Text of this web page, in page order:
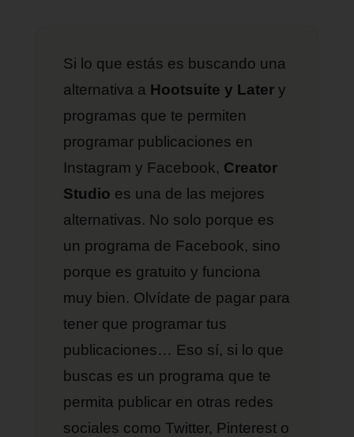
Si lo que estás es buscando una
alternativa a Hootsuite y Latery
programas que te permiten
programar publicaciones en
Instagram y Facebook, Creator
Studio es una de las mejores
alternativas. No solo porque es
un programa de Facebook, sino
porque es gratuito y funciona
muy bien. Olvídate de pagar para
tener que programar tus
publicaciones… Eso sí, si lo que
buscas es un programa que te
permita publicar en otras redes
sociales como Twitter, Pinterest o